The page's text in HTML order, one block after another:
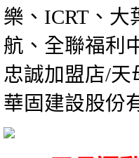
樂、ICRT、
航、全聯福利
忠誠加盟店/天
華固建設股份